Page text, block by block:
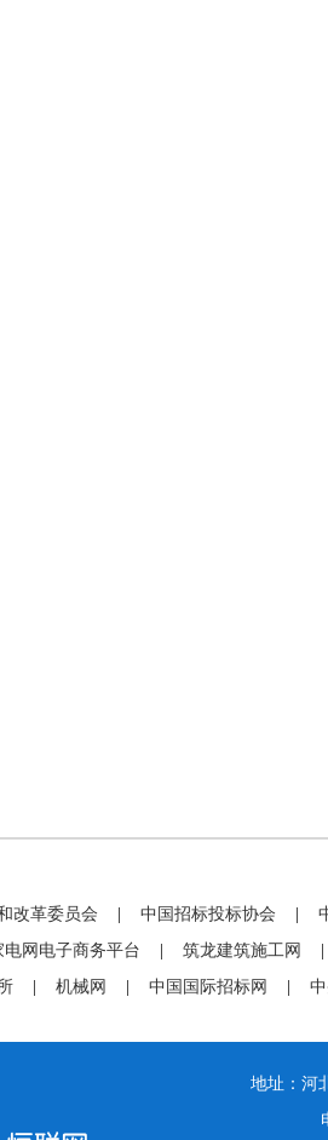
改革委员会 中国招标投标协会
电网电子商务平台 筑龙建筑施工网
机械网 中国国际招标网
地址：河